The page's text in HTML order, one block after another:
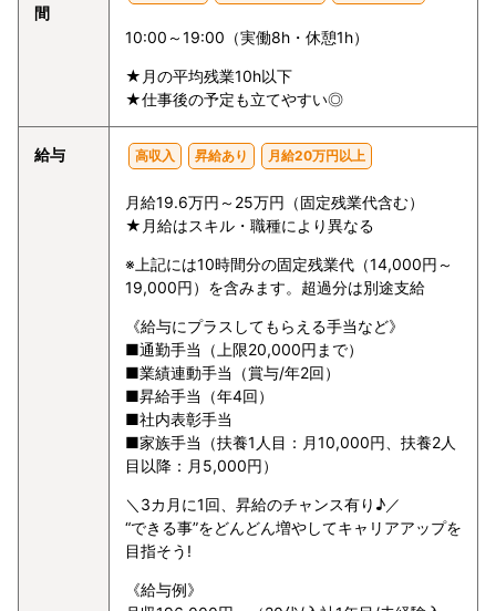
間
10:00～19:00（実働8h・休憩1h）
★月の平均残業10h以下
★仕事後の予定も立てやすい◎
給与 高収入 昇給あり 月給20万円以上
月給19.6万円～25万円（固定残業代含む）
★月給はスキル・職種により異なる
※上記には10時間分の固定残業代（14,000円～
19,000円）を含みます。超過分は別途支給
《給与にプラスしてもらえる手当など》
■通勤手当（上限20,000円まで）
■業績連動手当（賞与/年2回）
■昇給手当（年4回）
■社内表彰手当
■家族手当（扶養1人目：月10,000円、扶養2人
目以降：月5,000円）
＼3カ月に1回、昇給のチャンス有り♪／
“できる事”をどんどん増やしてキャリアアップを
目指そう!
《給与例》